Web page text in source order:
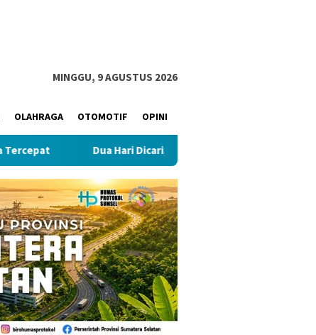
MINGGU, 9 AGUSTUS 2026
OLAHRAGA OTOMOTIF OPINI
Dua Hari Dicari, Warga Bailangu Ditemukan Meninggal di